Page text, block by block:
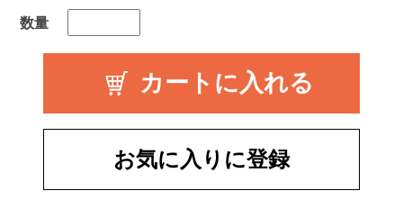
数量
お気に入りに登録